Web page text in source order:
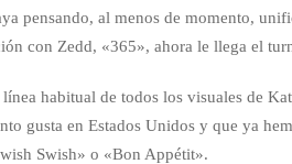
pensando, al menos de momento,
con Zedd, «365», ahora le llega el
habitual de todos los visuales de
gusta en Estados Unidos y que ya
Swish» o «Bon Appétit».